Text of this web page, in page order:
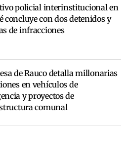
policial interinstitucional en
concluye con dos detenidos y
de infracciones
de Rauco detalla millonarias
en vehículos de
y proyectos de
comunal